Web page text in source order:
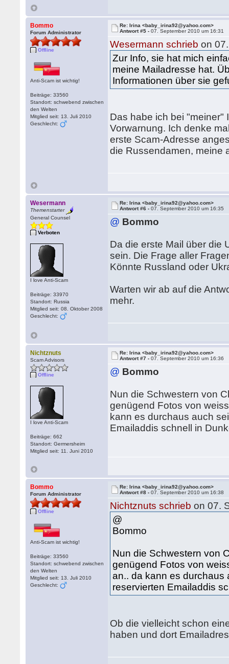
Bommo
Forum Administrator
Offline
Anti-Scam ist wichtig!
Beiträge: 33560
Standort: schwebend zwischen
den Welten
Mitglied seit: 13. Juli 2010
Geschlecht:
Re: Irina <baby_irina92@yahoo.com>
Antwort #5 -07. September 2010 um 16:31
Wesermann schrieb on
Zur Info, sie hat mich
meine Mailadresse hat.
Informationen über sie
Das habe ich bei "meiner"
Vorwarnung. Ich denke
erste Scam-Adresse
die Russendamen,
Wesermann
Themenstarter
General Counsel
Verboten
I love Anti-Scam
Beiträge: 33970
Standort: Russia
Mitglied seit: 08. Oktober 2008
Geschlecht:
Re: Irina <baby_irina92@yahoo.com>
Antwort #6 -07. September 2010 um 16:35
@ Bommo
Da die erste Mail über die
sein. Die Frage aller
Könnte Russland oder
Warten wir ab auf die
mehr.
Nichtznuts
Scam Advisors
Offline
I love Anti-Scam
Beiträge: 662
Standort: Germersheim
Mitglied seit: 11. Juni 2010
Re: Irina <baby_irina92@yahoo.com>
Antwort #7 -07. September 2010 um 16:36
@ Bommo
Nun die Schwestern von
genügend Fotos von
kann es durchaus auch
Emailaddis schnell in
Bommo
Forum Administrator
Offline
Anti-Scam ist wichtig!
Beiträge: 33560
Standort: schwebend zwischen
den Welten
Mitglied seit: 13. Juli 2010
Geschlecht:
Re: Irina <baby_irina92@yahoo.com>
Antwort #8 -07. September 2010 um 16:38
Nichtznuts schrieb on 07.
@
Bommo
Nun die Schwestern von
genügend Fotos von
an.. da kann es durchaus
reservierten Emailaddis
Ob die vielleicht schon
haben und dort